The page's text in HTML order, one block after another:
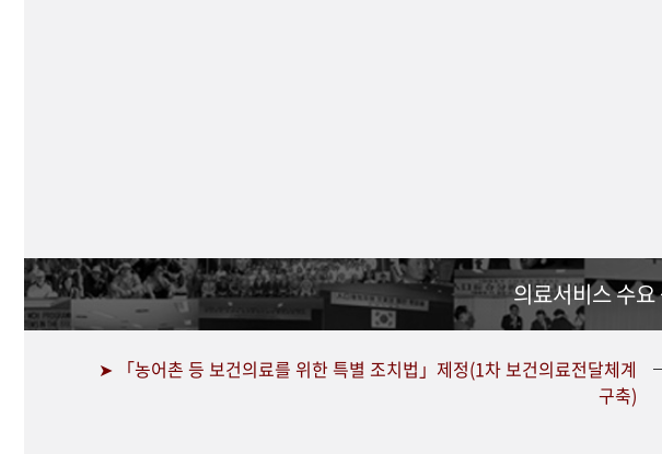
의료서비스 수
➤ 「농어촌 등 보건의료를 위한 특별 조치법」제정(1차 보건의료전달체계
구축)